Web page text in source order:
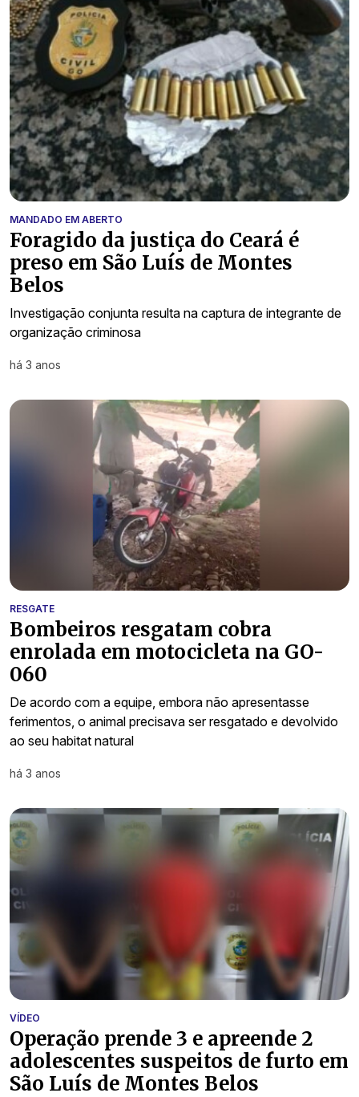
MANDADO EM ABERTO
Foragido da justiça do Ceará é
preso em São Luís de Montes
Belos
Investigação conjunta resulta na captura de integrante de
organização criminosa
há 3 anos
RESGATE
Bombeiros resgatam cobra
enrolada em motocicleta na GO-
060
De acordo com a equipe, embora não apresentasse
ferimentos, o animal precisava ser resgatado e devolvido
ao seu habitat natural
há 3 anos
VÍDEO
Operação prende 3 e apreende 2
adolescentes suspeitos de furto em
São Luís de Montes Belos